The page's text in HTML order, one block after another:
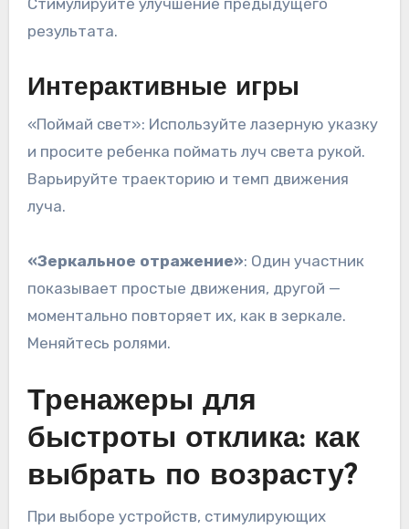
результата.
Интерактивные игры
«Поймай свет»: Используйте лазерную указку
и просите ребенка поймать луч света рукой.
Варьируйте траекторию и темп движения
луча.
«Зеркальное отражение»: Один участник
показывает простые движения, другой —
моментально повторяет их, как в зеркале.
Меняйтесь ролями.
Тренажеры для
быстроты отклика: как
выбрать по возрасту?
При выборе устройств, стимулирующих